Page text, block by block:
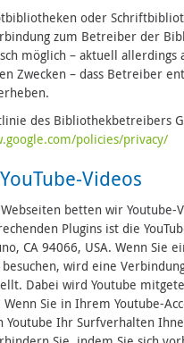
oder
zum Betreiber der
möglich – aktuell allerdings
Zwecken – dass Betreiber
des Bibliothekbetreibers
policies/privacy/
Videos
betten wir Youtube-
Plugins ist die
CA 94066, USA. Wenn Sie
besuchen, wird eine
Dabei wird Youtube
Wenn Sie in Ihrem Youtube-
Youtube Ihr Surfverhalten